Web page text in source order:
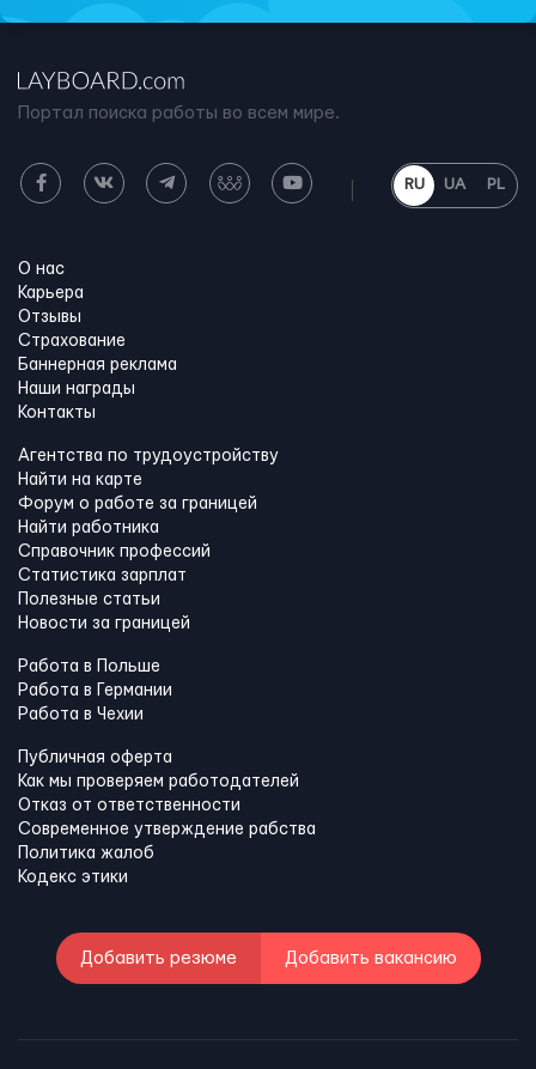
Портал поиска работы во всем мире.
RU UA PL
О нас
Карьера
Отзывы
Страхование
Баннерная реклама
Наши награды
Контакты
Агентства по трудоустройству
Найти на карте
Форум о работе за границей
Найти работника
Справочник профессий
Статистика зарплат
Полезные статьи
Новости за границей
Работа в Польше
Работа в Германии
Работа в Чехии
Публичная оферта
Как мы проверяем работодателей
Отказ от ответственности
Современное утверждение рабства
Политика жалоб
Кодекс этики
Добавить резюме Добавить вакансию